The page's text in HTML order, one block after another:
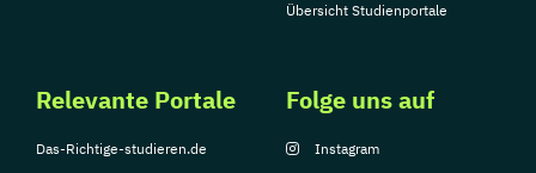
Übersicht Studienportale
Relevante Portale
Das-Richtige-studieren.de
Folge uns auf
Instagram